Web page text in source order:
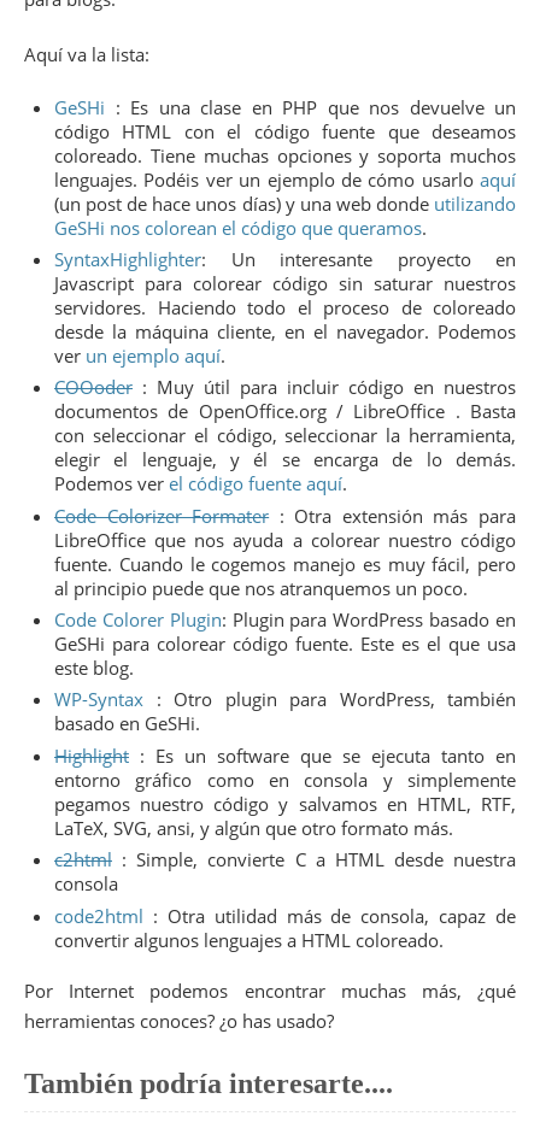
Aquí va la lista:
GeSHi : Es una clase en PHP que nos devuelve un
código HTML con el código fuente que deseamos
coloreado. Tiene muchas opciones y soporta muchos
lenguajes. Podéis ver un ejemplo de cómo usarlo aquí
(un post de hace unos días) y una web donde utilizando
GeSHi nos colorean el código que queramos.
SyntaxHighlighter: Un interesante proyecto en
Javascript para colorear código sin saturar nuestros
servidores. Haciendo todo el proceso de coloreado
desde la máquina cliente, en el navegador. Podemos
ver un ejemplo aquí.
COOoder : Muy útil para incluir código en nuestros
documentos de OpenOffice.org / LibreOffice . Basta
con seleccionar el código, seleccionar la herramienta,
elegir el lenguaje, y él se encarga de lo demás.
Podemos ver el código fuente aquí.
Code Colorizer Formater: Otra extensión más para
LibreOffice que nos ayuda a colorear nuestro código
fuente. Cuando le cogemos manejo es muy fácil, pero
al principio puede que nos atranquemos un poco.
Code Colorer Plugin: Plugin para WordPress basado en
GeSHi para colorear código fuente. Este es el que usa
este blog.
WP-Syntax : Otro plugin para WordPress, también
basado en GeSHi.
Highlight : Es un software que se ejecuta tanto en
entorno gráfico como en consola y simplemente
pegamos nuestro código y salvamos en HTML, RTF,
LaTeX, SVG, ansi, y algún que otro formato más.
c2html : Simple, convierte C a HTML desde nuestra
consola
code2html : Otra utilidad más de consola, capaz de
convertir algunos lenguajes a HTML coloreado.
Por Internet podemos encontrar muchas más, ¿qué
herramientas conoces? ¿o has usado?
También podría interesarte....